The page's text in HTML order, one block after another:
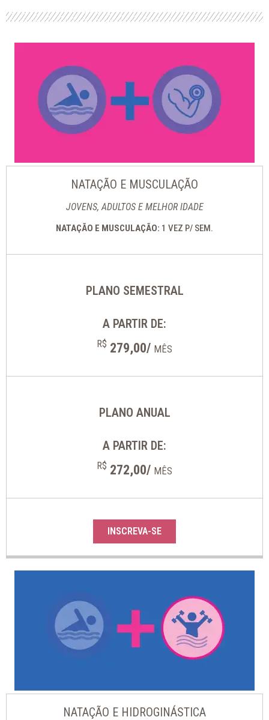
NATAÇÃO E MUSCULAÇÃO
JOVENS, ADULTOS E MELHOR IDADE
NATAÇÃO E MUSCULAÇÃO: 1 VEZ P/ SEM.
PLANO SEMESTRAL
A PARTIR DE:
R$ 279,00/ MÊS
PLANO ANUAL
A PARTIR DE:
R$ 272,00/ MÊS
INSCREVA-SE
NATAÇÃO E HIDROGINÁSTICA